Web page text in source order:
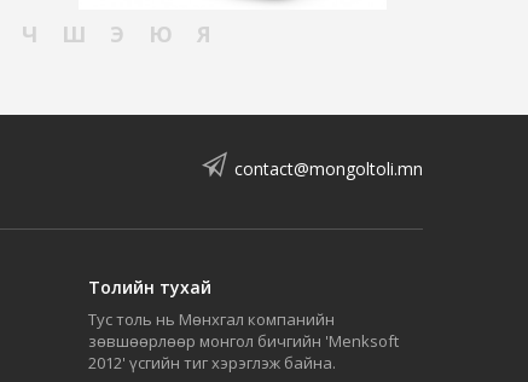
Ч Ш Э Ю Я
contact@mongoltoli.mn
Толийн тухай
Тус толь нь Мөнхгал компанийн
зөвшөөрлөөр монгол бичгийн 'Menksoft
2012' үсгийн тиг хэрэглэж байна.